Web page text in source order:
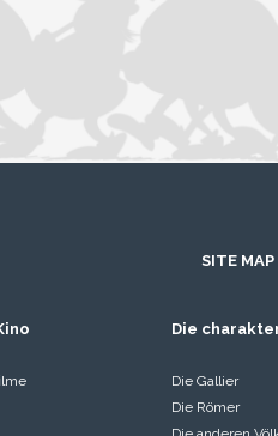
SITE MAP
Die
Die Gallier
Die Römer